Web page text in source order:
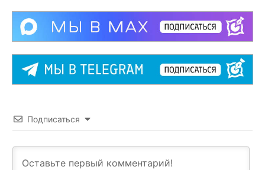
Подписаться